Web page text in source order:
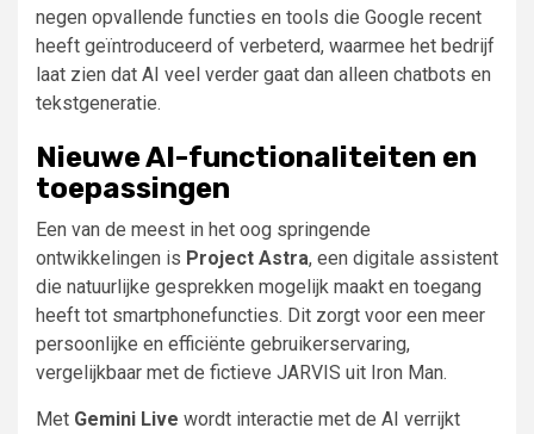
negen opvallende functies en tools die Google recent
heeft geïntroduceerd of verbeterd, waarmee het bedrijf
laat zien dat AI veel verder gaat dan alleen chatbots en
tekstgeneratie.
Nieuwe AI-functionaliteiten en
toepassingen
Een van de meest in het oog springende
ontwikkelingen is Project Astra, een digitale assistent
die natuurlijke gesprekken mogelijk maakt en toegang
heeft tot smartphonefuncties. Dit zorgt voor een meer
persoonlijke en efficiënte gebruikerservaring,
vergelijkbaar met de fictieve JARVIS uit Iron Man.
Met Gemini Live wordt interactie met de AI verrijkt